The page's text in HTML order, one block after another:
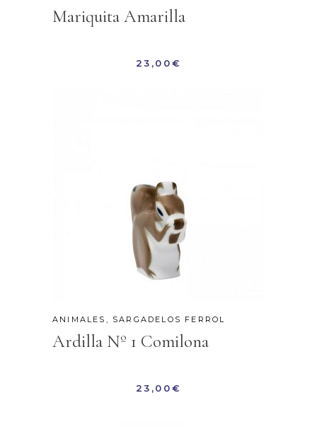
Mariquita Amarilla
23,00€
ANIMALES , SARGADELOS FERROL
Ardilla Nº 1 Comilona
23,00€